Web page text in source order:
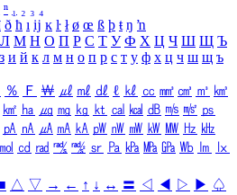
ⁿ ₁ ₂ ₃ ₄
ð ħ ı ĳ ĸ ŀ ł ø œ ß þ ŧ ŋ ŉ
Л М Н О П Р С Т У Ф Х Ц Ч Ш Щ Ъ
з и й к л м н о п р с т у ф х ц ч ш щ ъ
％ Ｆ ￦ ㎕ ㎖ ㎗ ℓ ㎘ ㏄ ㎣ ㎤ ㎥ ㎦
㎢ ㏊ ㎍ ㎎ ㎏ ㏏ ㎈ ㎉ ㏈ ㎧ ㎨ ㎰
㎀ ㎁ ㎂ ㎃ ㎄ ㎺ ㎻ ㎽ ㎾ ㎿ ㎐ ㎑
㏖ ㏅ ㎭ ㎮ ㎯ ㏛ ㎩ ㎪ ㎫ ㎬ ㏝ ㏐
㏓
△ ▽ → ← ↑ ↓ ↔ 〓 ◁ ◀ ▷ ▶ ♤